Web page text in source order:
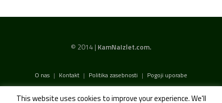
© 2014 | KamNaIzlet.com.
O nas | Kontakt | Politika zasebnosti | Pogoji uporabe
This website uses cookies to improve your experience. We'll